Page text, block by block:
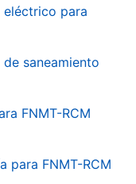
eléctrico para
saneamiento
FNMT-RCM
para FNMT-RCM